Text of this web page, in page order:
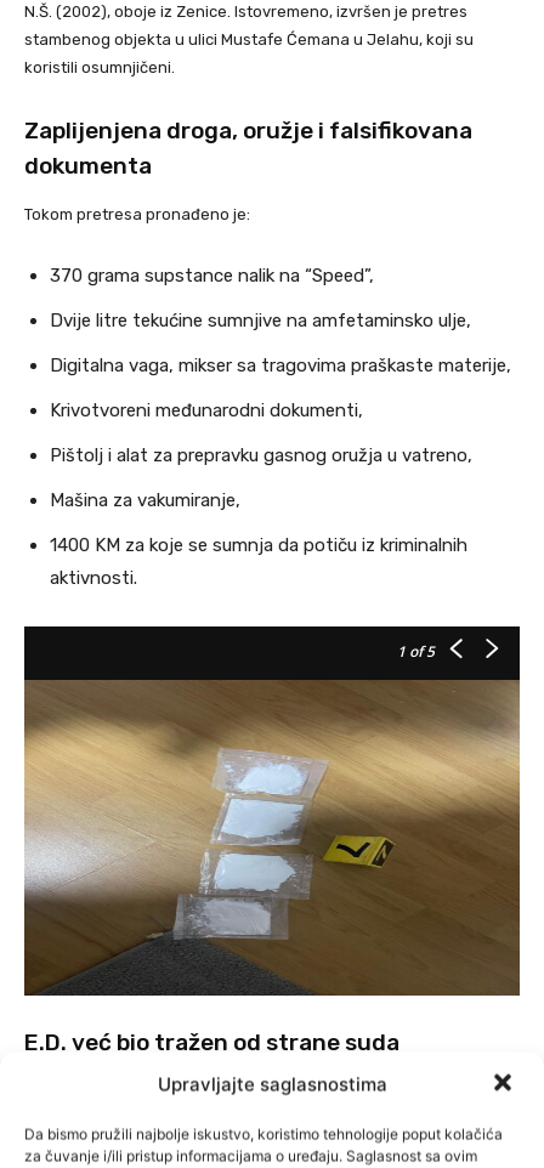
Upravljajte saglasnostima
Da bismo pružili najbolje iskustvo, koristimo tehnologije poput kolačića
za čuvanje i/ili pristup informacijama o uređaju. Saglasnost sa ovim
N.Š. (2002), oboje iz Zenice. Istovremeno, izvršen je pretres
stambenog objekta u ulici Mustafe Ćemana u Jelahu, koji su
koristili osumnjičeni.
Zaplijenjena droga, oružje i falsifikovana
dokumenta
Tokom pretresa pronađeno je:
370 grama supstance nalik na “Speed”,
Dvije litre tekućine sumnjive na amfetaminsko ulje,
Digitalna vaga, mikser sa tragovima praškaste materije,
Krivotvoreni međunarodni dokumenti,
Pištolj i alat za prepravku gasnog oružja u vatreno,
Mašina za vakumiranje,
1400 KM za koje se sumnja da potiču iz kriminalnih
aktivnosti.
1 of 5
E.D. već bio tražen od strane suda
Osumnjičeni E.D. je već bio pod centralnom potragom Općinskog
trgovinu drogom i nelegalno posjedovanje oružja. Nakon